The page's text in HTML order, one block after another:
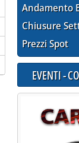
Andamento
Chiusure
Prezzi Spot
EVENTI -